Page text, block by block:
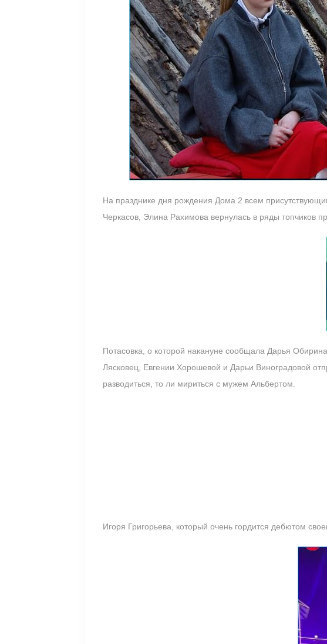
На празднике дня рождения Дома 2 всем
Черкасов, Элина Рахимова вернулась в ряды топчиков
Потасовка, о которой накануне сообщала Дарья
Лясковец, Евгении Хорошевой и Дарьи Виноградовой
разводиться, то ли мириться с мужем Альбертом.
Игоря Григорьева, который очень гордится дебютом